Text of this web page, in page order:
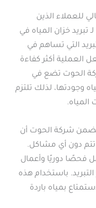
للعملاء الذين
خزان المياه في
التي تساهم في
العملية أكثر كفاءة
الحوت تضع في
وجودتها، لذلك تلتزم
المياه.
تضمن شركة الحوت أن
تتم دون أي مشاكل.
فحصًا دوريًا وأعمال
باستخدام هذه
بمياه باردة